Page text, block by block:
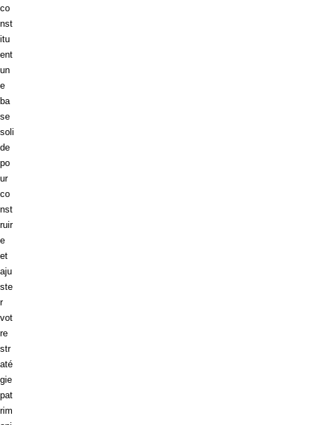
co
nst
itu
ent
un
e
ba
se
soli
de
po
ur
co
nst
ruir
e
et
aju
ste
r
vot
re
str
até
gie
pat
rim